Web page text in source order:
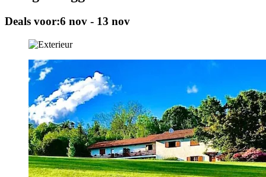
Deals voor:6 nov - 13 nov